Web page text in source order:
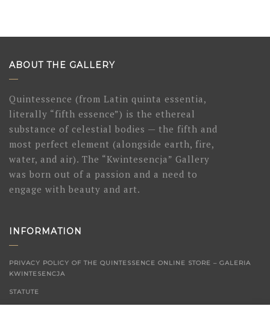
ABOUT THE GALLERY
Quintessence (from Latin quinta essentia,
literally “fifth essence”) is the ethereal
substance of celestial bodies — the fifth and
most perfect element (alongside earth, fire,
water, and air). The “Kwintesencja” Gallery
was born out of a passion and a need to
engage with beauty and art.
INFORMATION
PRIVACY POLICY OF THE QUINTESSENCE ONLINE STORE – GALERIA
KWINTESENCJA
STATUTE